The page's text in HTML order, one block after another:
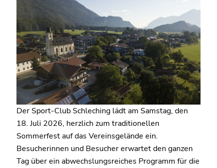
Der Sport-Club Schleching lädt am Samstag, den
18. Juli 2026, herzlich zum traditionellen
Sommerfest auf das Vereinsgelände ein.
Besucherinnen und Besucher erwartet den ganzen
Tag über ein abwechslungsreiches Programm für die